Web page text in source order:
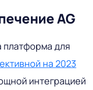
AG
платформа для
на 2023
интеграцией